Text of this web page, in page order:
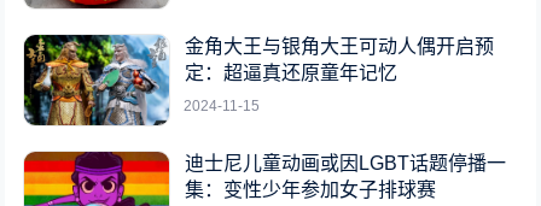
金角大王与银角大王可动人偶开启预
定：超逼真还原童年记忆
2024-11-15
迪士尼儿童动画或因LGBT话题停播一
集：变性少年参加女子排球赛